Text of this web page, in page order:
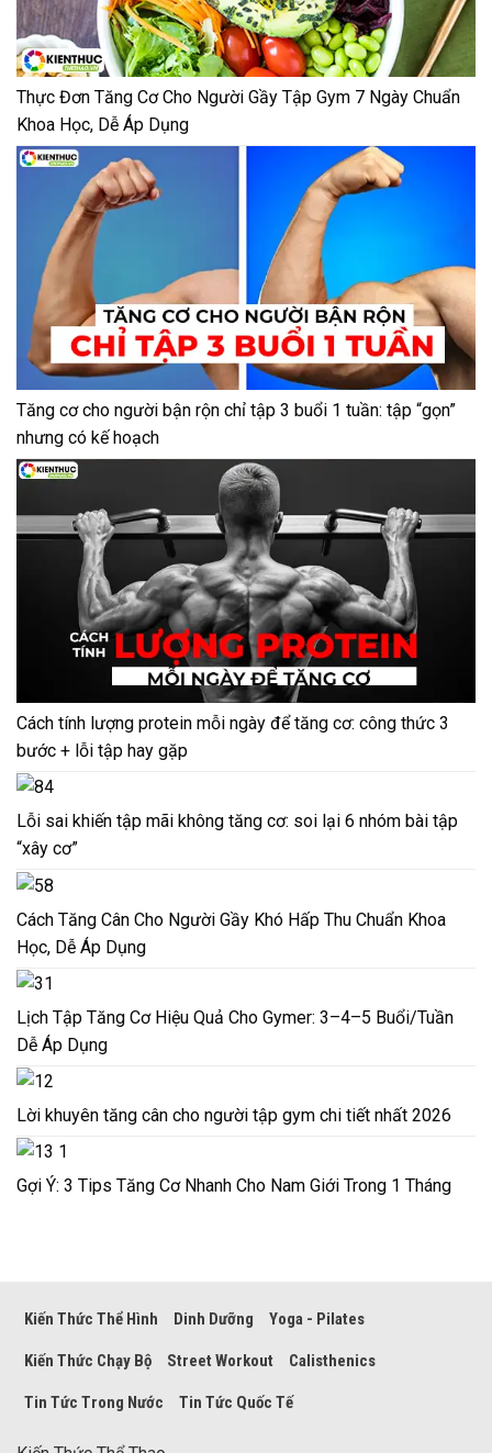
Thực Đơn Tăng Cơ Cho Người Gầy Tập Gym 7 Ngày Chuẩn
Khoa Học, Dễ Áp Dụng
Tăng cơ cho người bận rộn chỉ tập 3 buổi 1 tuần: tập “gọn”
nhưng có kế hoạch
Cách tính lượng protein mỗi ngày để tăng cơ: công thức 3
bước + lỗi tập hay gặp
Lỗi sai khiến tập mãi không tăng cơ: soi lại 6 nhóm bài tập
“xây cơ”
Cách Tăng Cân Cho Người Gầy Khó Hấp Thu Chuẩn Khoa
Học, Dễ Áp Dụng
Lịch Tập Tăng Cơ Hiệu Quả Cho Gymer: 3–4–5 Buổi/Tuần
Dễ Áp Dụng
Lời khuyên tăng cân cho người tập gym chi tiết nhất 2026
Gợi Ý: 3 Tips Tăng Cơ Nhanh Cho Nam Giới Trong 1 Tháng
Kiến Thức Thể Hình Dinh Dưỡng Yoga - Pilates
Kiến Thức Chạy Bộ Street Workout Calisthenics
Tin Tức Trong Nước Tin Tức Quốc Tế